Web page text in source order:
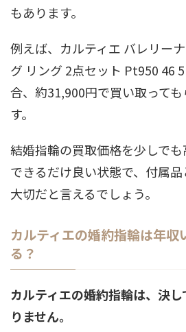
もあります。
例えば、カルティエ バレリー
グ リング 2点セット Pt950 46
合、約31,900円で買い取って
す。
結婚指輪の買取価格を少しでも
できるだけ良い状態で、付属
大切だと言えるでしょう。
カルティエの婚約指輪は年収
る？
カルティエの婚約指輪は、決
りません。